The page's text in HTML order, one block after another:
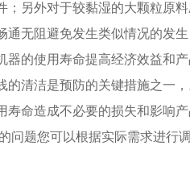
另外对于较黏湿的大颗粒原
无阻避免发生类似情况的发
器的使用寿命提高经济效益和
清洁是预防的关键措施之一
命造成不必要的损失和影响
问题您可以根据实际需求进行